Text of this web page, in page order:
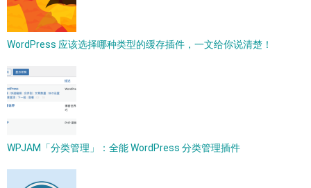
WordPress 应该选择哪种类型的缓存插件，一文给你说清楚！
WPJAM「分类管理」：全能 WordPress 分类管理插件